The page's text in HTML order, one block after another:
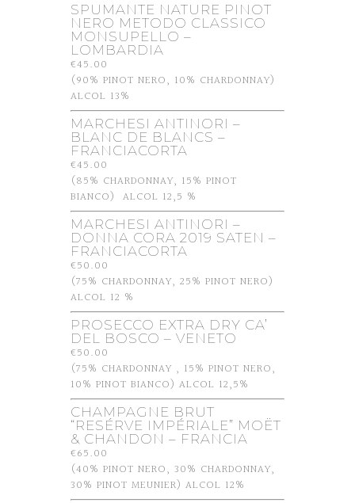
SPUMANTE NATURE PINOT
NERO METODO CLASSICO
MONSUPELLO –
LOMBARDIA
€45.00
(90% PINOT NERO, 10% CHARDONNAY)
ALCOL 13%
MARCHESI ANTINORI –
BLANC DE BLANCS –
FRANCIACORTA
€45.00
(85% CHARDONNAY, 15% PINOT
BIANCO) ALCOL 12,5 %
MARCHESI ANTINORI –
DONNA CORA 2019 SATEN –
FRANCIACORTA
€50.00
(75% CHARDONNAY, 25% PINOT NERO)
ALCOL 12 %
PROSECCO EXTRA DRY CA’
DEL BOSCO – VENETO
€50.00
(75% CHARDONNAY , 15% PINOT NERO,
10% PINOT BIANCO) ALCOL 12,5%
CHAMPAGNE BRUT
“RESÉRVE IMPÉRIALE” MOËT
& CHANDON – FRANCIA
€65.00
(40% PINOT NERO, 30% CHARDONNAY,
30% PINOT MEUNIER) ALCOL 12%